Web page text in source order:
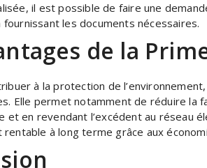
il est possible de faire une
les documents nécessaires.
de la
à la protection de
Elle permet notamment de réduire la
et en revendant l’excédent au réseau
à long terme grâce aux